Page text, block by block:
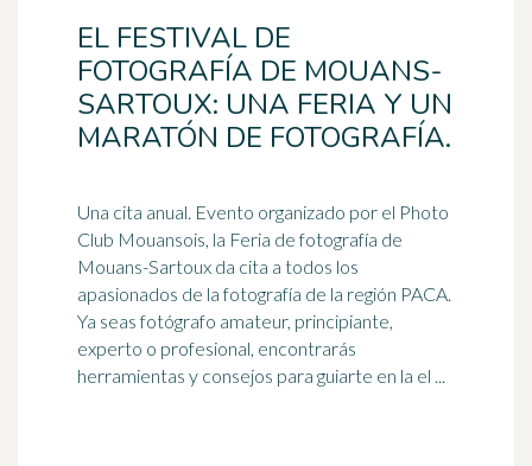
EL FESTIVAL DE
FOTOGRAFÍA DE MOUANS-
SARTOUX: UNA FERIA Y UN
MARATÓN DE FOTOGRAFÍA.
Una cita anual. Evento organizado por el Photo
Club Mouansois, la Feria de fotografía de
Mouans-Sartoux da cita a todos los
apasionados de la fotografía de la región PACA.
Ya seas fotógrafo amateur, principiante,
experto o profesional, encontrarás
herramientas y consejos para guiarte en la el ...